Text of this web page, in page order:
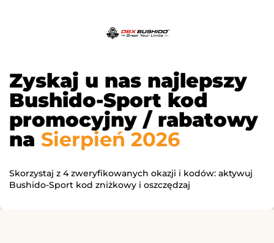
Zyskaj u nas najlepszy
Bushido-Sport kod
promocyjny / rabatowy
na Sierpień 2026
Skorzystaj z 4 zweryfikowanych okazji i kodów: aktywuj
Bushido-Sport kod zniżkowy i oszczędzaj